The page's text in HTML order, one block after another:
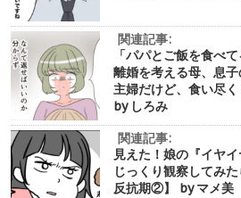
関連記事:
「パパとご飯を食べ
離婚を考える母、息
主婦だけど、食い尽く
by しろみ
関連記事:
見えた！娘の『イヤ
じっくり観察してみ
反抗期②】 by マメ美